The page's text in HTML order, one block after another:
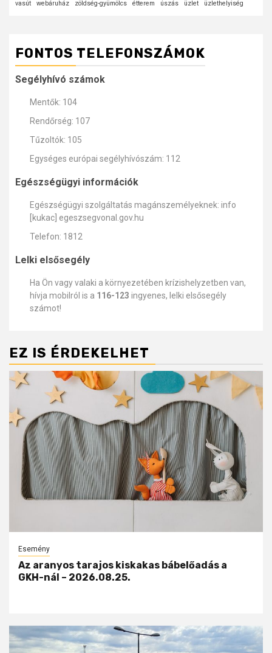
vasút webáruház zöldség-gyümölcs étterem úszás üzlet üzlethelyiség
FONTOS TELEFONSZÁMOK
Segélyhívó számok
Mentők: 104
Rendőrség: 107
Tűzoltók: 105
Egységes európai segélyhívószám: 112
Egészségügyi információk
Egészségügyi szolgáltatás magánszemélyeknek: info
[kukac] egeszsegvonal.gov.hu
Telefon: 1812
Lelki elsősegély
Ha Ön vagy valaki a környezetében krízishelyzetben van,
hívja mobilról is a 116-123 ingyenes, lelki elsősegély
számot!
EZ IS ÉRDEKELHET
Esemény
Az aranyos tarajos kiskakas bábelőadás a
GKH-nál – 2026.08.25.